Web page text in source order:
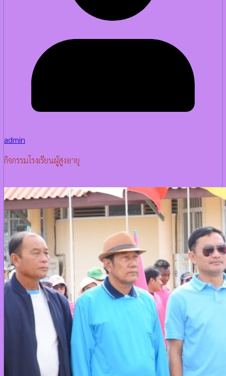
admin
กิจกรรมโรงเรียนผู้สูงอายุ